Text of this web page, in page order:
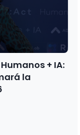
+ IA:
la